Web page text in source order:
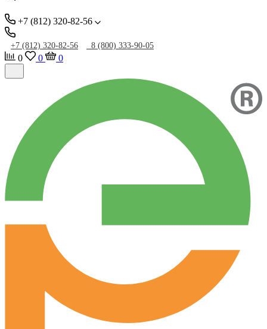
+7 (812) 320-82-56
+7 (812) 320-82-56 8 (800) 333-90-05
0 0 0